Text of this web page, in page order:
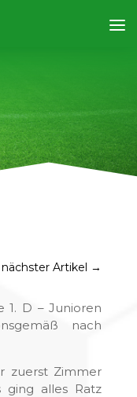
nächster Artikel →
1. D – Junioren
nach
zuerst Zimmer
ging alles Ratz